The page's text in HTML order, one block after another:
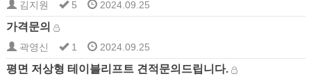
김지원 5 2024.09.25
가격문의
곽영신 1 2024.09.25
평면 저상형 테이블리프트 견적문의드립니다.